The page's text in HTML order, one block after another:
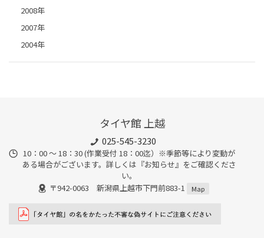
2008年
2007年
2004年
タイヤ館 上越
025-545-3230
10：00 ～ 18：30 (作業受付 18：00迄）※季節等により変動が
ある場合がございます。詳しくは『お知らせ』をご確認くださ
い。
〒942-0063 新潟県上越市下門前883-1
Map